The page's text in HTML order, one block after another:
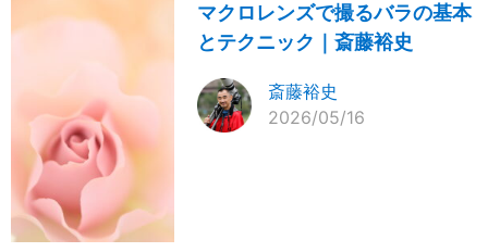
マクロレンズで撮るバラの基本
とテクニック｜斎藤裕史
斎藤裕史
2026/05/16